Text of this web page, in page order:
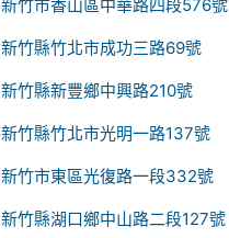
新竹市香山區中華路四段576號
新竹縣竹北市成功三路69號
新竹縣新豐鄉中興路210號
新竹縣竹北市光明一路137號
新竹市東區光復路一段332號
新竹縣湖口鄉中山路二段127號